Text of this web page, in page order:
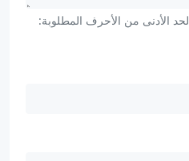
الأدنى من الأحرف المطلوبة: